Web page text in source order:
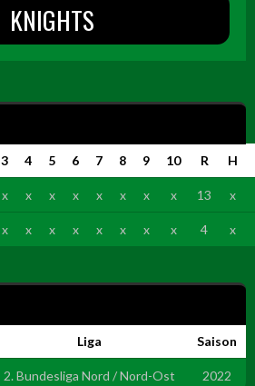
KNIGHTS
3 4 5 6 7 8 9 10 R H
x x x x x x x x 13 x
x x x x x x x x 4 x
Liga Saison
2. Bundesliga Nord / Nord-Ost 2022